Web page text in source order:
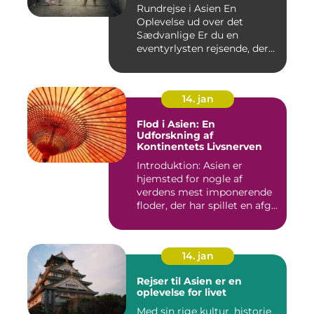
Rundrejse i Asien En
Oplevelse ud over det
Sædvanlige Er du en
eventyrlysten rejsende, der
14. jan
Flod i Asien: En
Udforskning af
Kontinentets Livsnerven
Introduktion: Asien er
hjemsted for nogle af
verdens mest imponerende
floder, der har spillet en afg...
14. jan
Rejser til Asien er en
oplevelse for livet
Med sin rige kultur, historie,